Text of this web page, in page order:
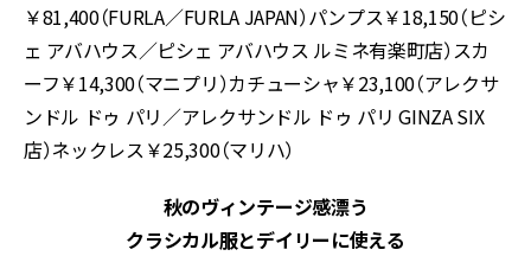
￥81,400（FURLA／FURLA JAPAN）パンプス￥18,150（ピシ
ェ アバハウス／ピシェ アバハウス ルミネ有楽町店）スカ
ーフ￥14,300（マニプリ）カチューシャ￥23,100（アレクサ
ンドル ドゥ パリ／アレクサンドル ドゥ パリ GINZA SIX
店）ネックレス￥25,300（マリハ）
秋のヴィンテージ感漂う
クラシカル服とデイリーに使える